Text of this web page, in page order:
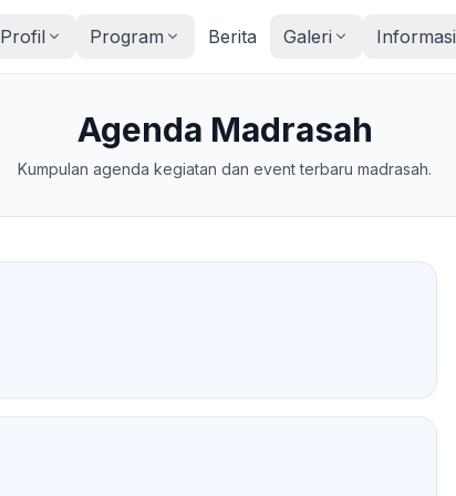
Profil Program Berita Galeri Informasi
Agenda Madrasah
Kumpulan agenda kegiatan dan event terbaru madrasah.